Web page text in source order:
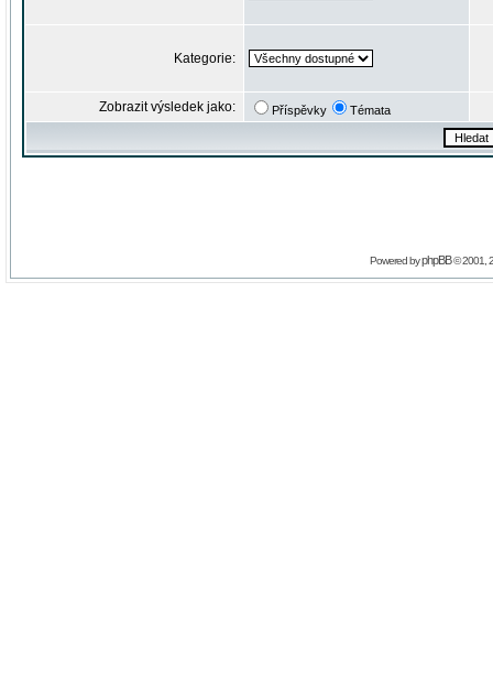
Kategorie:
Zobrazit výsledek jako: Příspěvky Témata
Powered byphpBB© 2001,